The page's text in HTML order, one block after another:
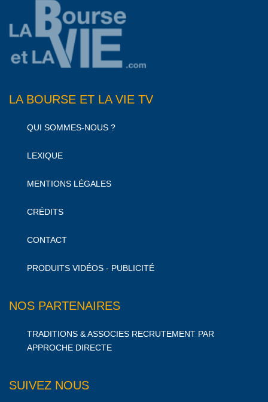
LA BOURSE ET LA VIE TV
QUI SOMMES-NOUS ?
LEXIQUE
MENTIONS LÉGALES
CRÉDITS
CONTACT
PRODUITS VIDÉOS - PUBLICITÉ
NOS PARTENAIRES
TRADITIONS & ASSOCIES RECRUTEMENT PAR
APPROCHE DIRECTE
SUIVEZ NOUS